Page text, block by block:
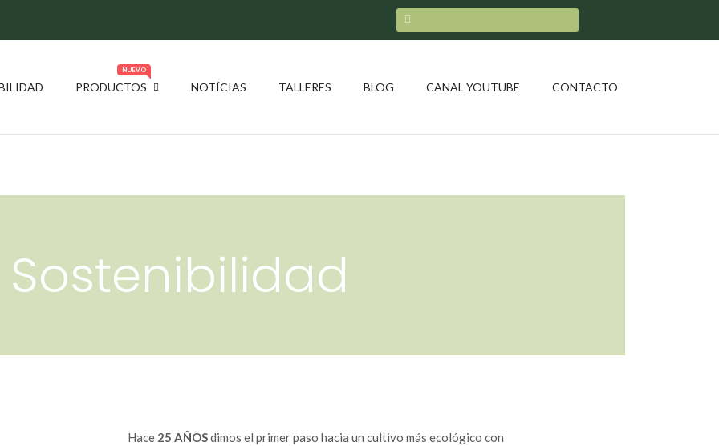
PRODUCTOS
NUEVO
NOTÍCIAS TALLERES BLOG CANAL YOUTUBE CONTACTO
Sostenibilidad
Hace 25 AÑOSdimos el primer paso hacia un cultivo más ecológico con